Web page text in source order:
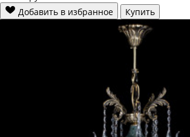
Добавить в избранное
Купить